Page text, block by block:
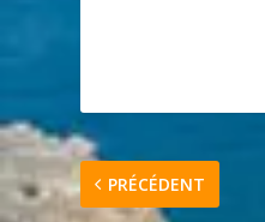
PRÉCÉDENT